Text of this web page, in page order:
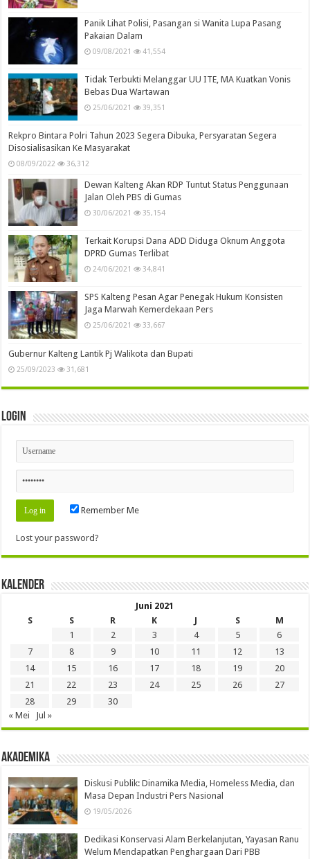
Panik Lihat Polisi, Pasangan si Wanita Lupa Pasang
Pakaian Dalam
09/08/2021 41,554
Tidak Terbukti Melanggar UU ITE, MA Kuatkan Vonis
Bebas Dua Wartawan
25/06/2021 39,351
Rekpro Bintara Polri Tahun 2023 Segera Dibuka, Persyaratan Segera
Disosialisasikan Ke Masyarakat
08/09/2022 36,312
Dewan Kalteng Akan RDP Tuntut Status Penggunaan
Jalan Oleh PBS di Gumas
30/06/2021 35,154
Terkait Korupsi Dana ADD Diduga Oknum Anggota
DPRD Gumas Terlibat
24/06/2021 34,841
SPS Kalteng Pesan Agar Penegak Hukum Konsisten
Jaga Marwah Kemerdekaan Pers
25/06/2021 33,667
Gubernur Kalteng Lantik Pj Walikota dan Bupati
25/09/2023 31,681
Login
Remember Me
Lost your password?
Kalender
Juni 2021
S
S R K J S
M
1
2 3 4 5
6
7
8 9 10 11 12
13
14
15 16 17 18 19
20
21
22 23 24 25 26
27
28
29
30
« Mei
Jul »
Akademika
Diskusi Publik: Dinamika Media, Homeless Media, dan
Masa Depan Industri Pers Nasional
19/05/2026
Dedikasi Konservasi Alam Berkelanjutan, Yayasan Ranu
Welum Mendapatkan Penghargaan Dari PBB